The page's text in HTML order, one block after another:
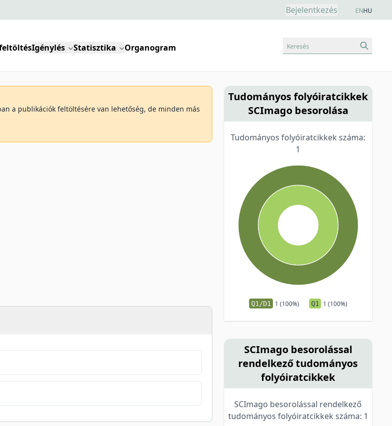
Bejelentkezés ENHU
Igénylés Statisztika Organogram Keresés
a publikációk feltöltésére van lehetőség, de minden más
Tudományos folyóiratcikkek
SCImago besorolása
Tudományos folyóiratcikkek száma:
1
Q1/D1 1 (100%) Q1 1 (100%)
SCImago besorolással
rendelkező tudományos
folyóiratcikkek
SCImago besorolással rendelkező
tudományos folyóiratcikkek száma: 1